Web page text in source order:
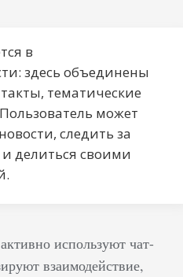
в
здесь объединены
тематические
может
следить за
делиться своими
используют чат-
взаимодействие,